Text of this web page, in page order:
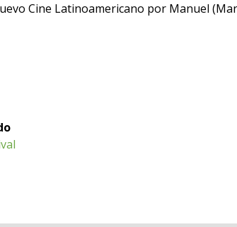
Cine Latinoamericano por Manuel